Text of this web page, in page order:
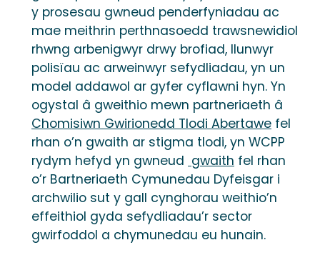
y prosesau gwneud penderfyniadau ac
mae meithrin perthnasoedd trawsnewidiol
rhwng arbenigwyr drwy brofiad, llunwyr
polisïau ac arweinwyr sefydliadau, yn un
model addawol ar gyfer cyflawni hyn. Yn
ogystal â gweithio mewn partneriaeth â
Chomisiwn Gwirionedd Tlodi Abertawe fel
rhan o’n gwaith ar stigma tlodi, yn WCPP
rydym hefyd yn gwneud gwaith fel rhan
o’r Bartneriaeth Cymunedau Dyfeisgar i
archwilio sut y gall cynghorau weithio’n
effeithiol gyda sefydliadau’r sector
gwirfoddol a chymunedau eu hunain.